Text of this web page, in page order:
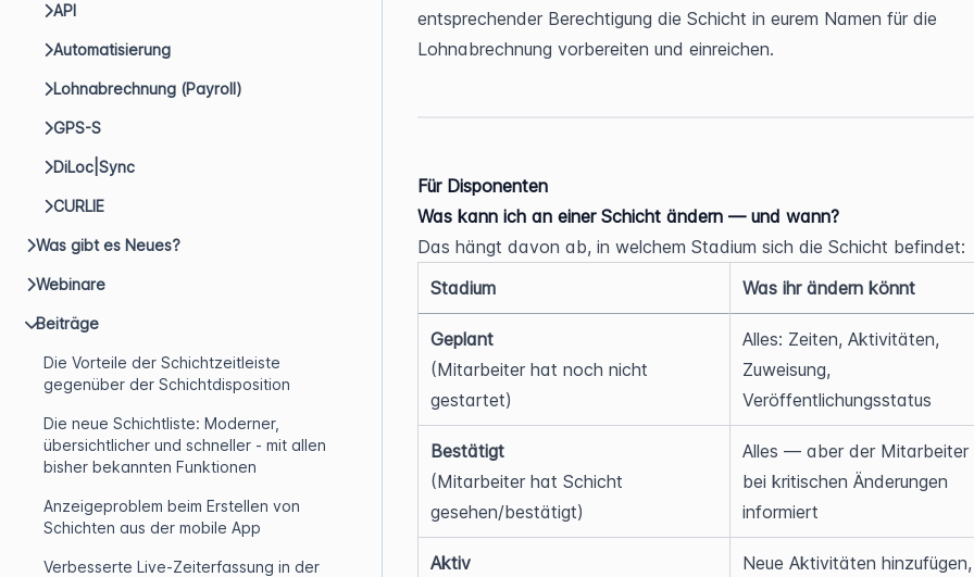
API
Automatisierung
Lohnabrechnung (Payroll)
GPS-S
DiLoc|Sync
CURLIE
Was gibt es Neues?
Webinare
Beiträge
Die Vorteile der Schichtzeitleiste
gegenüber der Schichtdisposition
Die neue Schichtliste: Moderner,
übersichtlicher und schneller - mit allen
bisher bekannten Funktionen
Anzeigeproblem beim Erstellen von
Schichten aus der mobile App
Verbesserte Live-Zeiterfassung in der
entsprechender Berechtigung die Schicht in eurem Namen für die
Lohnabrechnung vorbereiten und einreichen.
Für Disponenten
Was kann ich an einer Schicht ändern — und wann?
Das hängt davon ab, in welchem Stadium sich die Schicht befindet:
Stadium
Was ihr ändern könnt
Geplant
(Mitarbeiter hat noch nicht
gestartet)
Alles: Zeiten, Aktivitäten,
Zuweisung,
Veröffentlichungsstatus
Bestätigt
(Mitarbeiter hat Schicht
gesehen/bestätigt)
Alles — aber der Mitarbeiter
bei kritischen Änderungen
informiert
Aktiv
Neue Aktivitäten hinzufügen,